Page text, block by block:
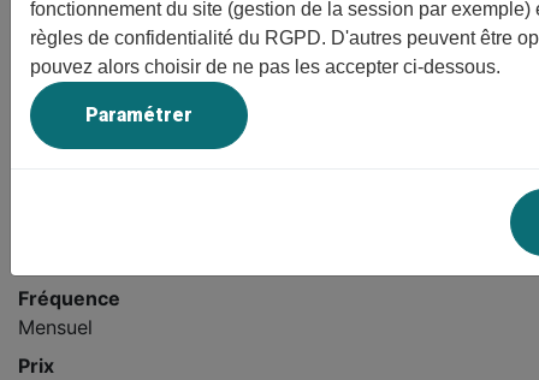
Animateurs/Professeurs
Frédérice MUSSETA
Lieu
▶ Le Champ-Gesbert ( Breteil )
Fréquence
Mensuel
Prix
fonctionnement du site (gestion de la session par exemple)
règles de confidentialité du RGPD. D'autres peuvent être
pouvez alors choisir de ne pas les accepter ci-dessous.
Paramétrer